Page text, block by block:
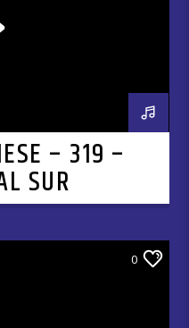
– 319 –
SUR
0